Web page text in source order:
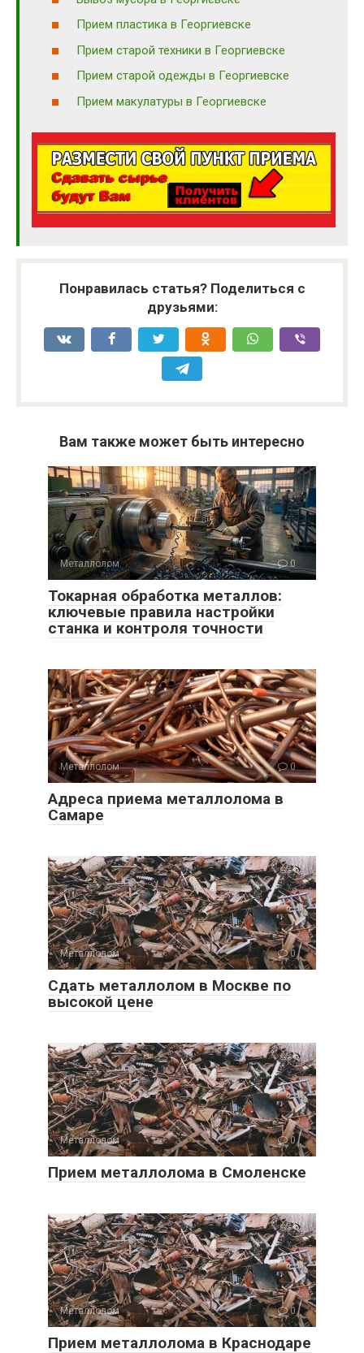
Прием пластика в Георгиевске
Прием старой техники в Георгиевске
Прием старой одежды в Георгиевске
Прием макулатуры в Георгиевске
Понравилась статья? Поделиться с
друзьями:
Вам также может быть интересно
Металлолом 0
Токарная обработка металлов:
ключевые правила настройки
станка и контроля точности
Металлолом 0
Адреса приема металлолома в
Самаре
Металлолом 0
Сдать металлолом в Москве по
высокой цене
Металлолом 0
Прием металлолома в Смоленске
Металлолом 0
Прием металлолома в Краснодаре